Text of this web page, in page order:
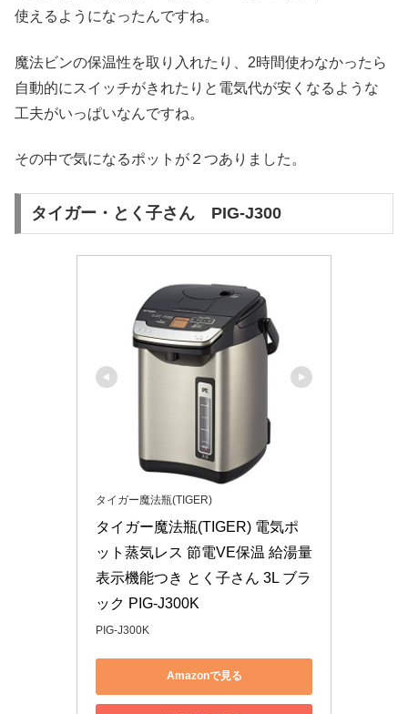
使えるようになったんですね。
魔法ビンの保温性を取り入れたり、2時間使わなかったら
自動的にスイッチがきれたりと電気代が安くなるような
工夫がいっぱいなんですね。
その中で気になるポットが２つありました。
タイガー・とく子さん PIG‐J300
タイガー魔法瓶(TIGER)
タイガー魔法瓶(TIGER) 電気ポ
ット蒸気レス 節電VE保温 給湯量
表示機能つき とく子さん 3L ブラ
ック PIG-J300K
PIG-J300K
Amazonで見る